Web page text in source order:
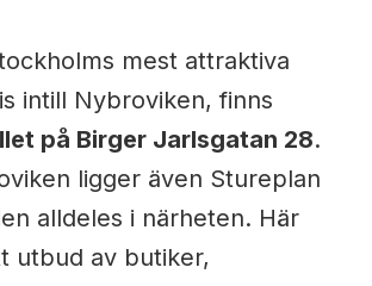
mest attraktiva
intill Nybroviken, finns
på Birger Jarlsgatan 28.
ligger även Stureplan
alldeles i närheten. Här
utbud av butiker,